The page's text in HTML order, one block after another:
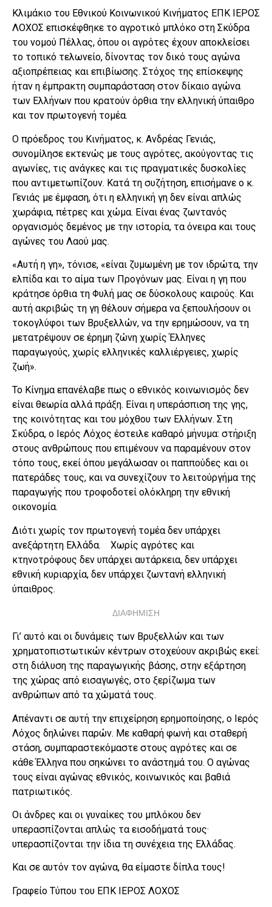
Κλιμάκιο του Εθνικού Κοινωνικού Κινήματος ΕΠΚ ΙΕΡΟΣ
ΛΟΧΟΣ επισκέφθηκε το αγροτικό μπλόκο στη Σκύδρα
του νομού Πέλλας, όπου οι αγρότες έχουν αποκλείσει
το τοπικό τελωνείο, δίνοντας τον δικό τους αγώνα
αξιοπρέπειας και επιβίωσης. Στόχος της επίσκεψης
ήταν η έμπρακτη συμπαράσταση στον δίκαιο αγώνα
των Ελλήνων που κρατούν όρθια την ελληνική ύπαιθρο
και τον πρωτογενή τομέα.
Ο πρόεδρος του Κινήματος, κ. Ανδρέας Γενιάς,
συνομίλησε εκτενώς με τους αγρότες, ακούγοντας τις
αγωνίες, τις ανάγκες και τις πραγματικές δυσκολίες
που αντιμετωπίζουν. Κατά τη συζήτηση, επισήμανε ο κ.
Γενιάς με έμφαση, ότι η ελληνική γη δεν είναι απλώς
χωράφια, πέτρες και χώμα. Είναι ένας ζωντανός
οργανισμός δεμένος με την ιστορία, τα όνειρα και τους
αγώνες του Λαού μας.
«Αυτή η γη», τόνισε, «είναι ζυμωμένη με τον ιδρώτα, την
ελπίδα και το αίμα των Προγόνων μας. Είναι η γη που
κράτησε όρθια τη Φυλή μας σε δύσκολους καιρούς. Και
αυτή ακριβώς τη γη θέλουν σήμερα να ξεπουλήσουν οι
τοκογλύφοι των Βρυξελλών, να την ερημώσουν, να τη
μετατρέψουν σε έρημη ζώνη χωρίς Έλληνες
παραγωγούς, χωρίς ελληνικές καλλιέργειες, χωρίς
ζωή».
Το Κίνημα επανέλαβε πως ο εθνικός κοινωνισμός δεν
είναι θεωρία αλλά πράξη. Είναι η υπεράσπιση της γης,
της κοινότητας και του μόχθου των Ελλήνων. Στη
Σκύδρα, ο Ιερός Λόχος έστειλε καθαρό μήνυμα: στήριξη
στους ανθρώπους που επιμένουν να παραμένουν στον
τόπο τους, εκεί όπου μεγάλωσαν οι παππούδες και οι
πατεράδες τους, και να συνεχίζουν το λειτούργήμα της
παραγωγής που τροφοδοτεί ολόκληρη την εθνική
οικονομία.
Διότι χωρίς τον πρωτογενή τομέα δεν υπάρχει
ανεξάρτητη Ελλάδα. Χωρίς αγρότες και
κτηνοτρόφους δεν υπάρχει αυτάρκεια, δεν υπάρχει
εθνική κυριαρχία, δεν υπάρχει ζωντανή ελληνική
ύπαιθρος.
ΔΙΑΦΗΜΙΣΗ
Γι’ αυτό και οι δυνάμεις των Βρυξελλών και των
χρηματοπιστωτικών κέντρων στοχεύουν ακριβώς εκεί:
στη διάλυση της παραγωγικής βάσης, στην εξάρτηση
της χώρας από εισαγωγές, στο ξερίζωμα των
ανθρώπων από τα χώματά τους.
Απέναντι σε αυτή την επιχείρηση ερημοποίησης, ο Ιερός
Λόχος δηλώνει παρών. Με καθαρή φωνή και σταθερή
στάση, συμπαραστεκόμαστε στους αγρότες και σε
κάθε Έλληνα που σηκώνει το ανάστημά του. Ο αγώνας
τους είναι αγώνας εθνικός, κοινωνικός και βαθιά
πατριωτικός.
Οι άνδρες και οι γυναίκες του μπλόκου δεν
υπερασπίζονται απλώς τα εισοδήματά τους·
υπερασπίζονται την ίδια τη συνέχεια της Ελλάδας.
Και σε αυτόν τον αγώνα, θα είμαστε δίπλα τους!
Γραφείο Τύπου του ΕΠΚ ΙΕΡΟΣ ΛΟΧΟΣ